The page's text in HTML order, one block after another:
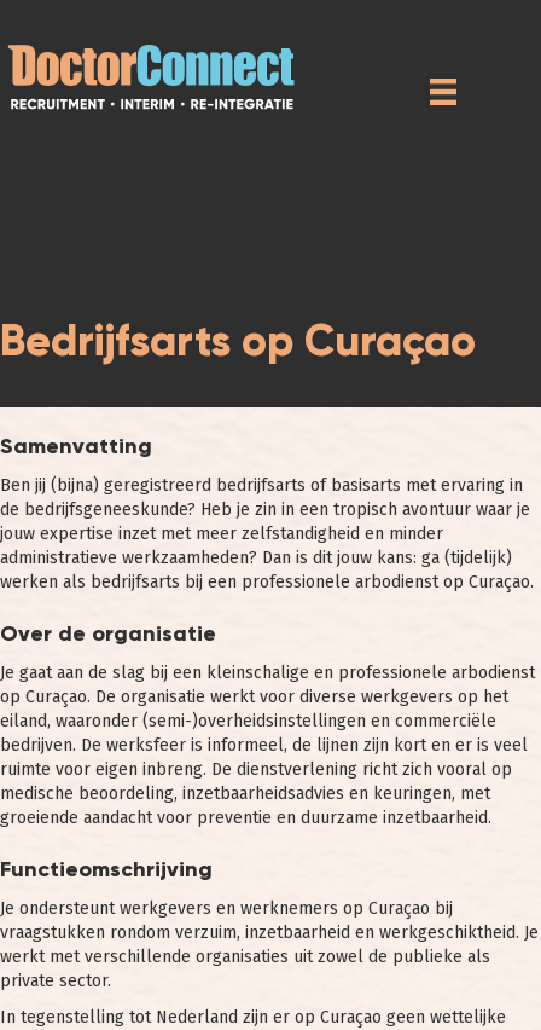
Bedrijfsarts op Curaçao
Samenvatting
Ben jij (bijna) geregistreerd bedrijfsarts of basisarts met ervaring in
de bedrijfsgeneeskunde? Heb je zin in een tropisch avontuur waar je
jouw expertise inzet met meer zelfstandigheid en minder
administratieve werkzaamheden? Dan is dit jouw kans: ga (tijdelijk)
werken als bedrijfsarts bij een professionele arbodienst op Curaçao.
Over de organisatie
Je gaat aan de slag bij een kleinschalige en professionele arbodienst
op Curaçao. De organisatie werkt voor diverse werkgevers op het
eiland, waaronder (semi-)overheidsinstellingen en commerciële
bedrijven. De werksfeer is informeel, de lijnen zijn kort en er is veel
ruimte voor eigen inbreng. De dienstverlening richt zich vooral op
medische beoordeling, inzetbaarheidsadvies en keuringen, met
groeiende aandacht voor preventie en duurzame inzetbaarheid.
Functieomschrijving
Je ondersteunt werkgevers en werknemers op Curaçao bij
vraagstukken rondom verzuim, inzetbaarheid en werkgeschiktheid. Je
werkt met verschillende organisaties uit zowel de publieke als
private sector.
In tegenstelling tot Nederland zijn er op Curaçao geen wettelijke